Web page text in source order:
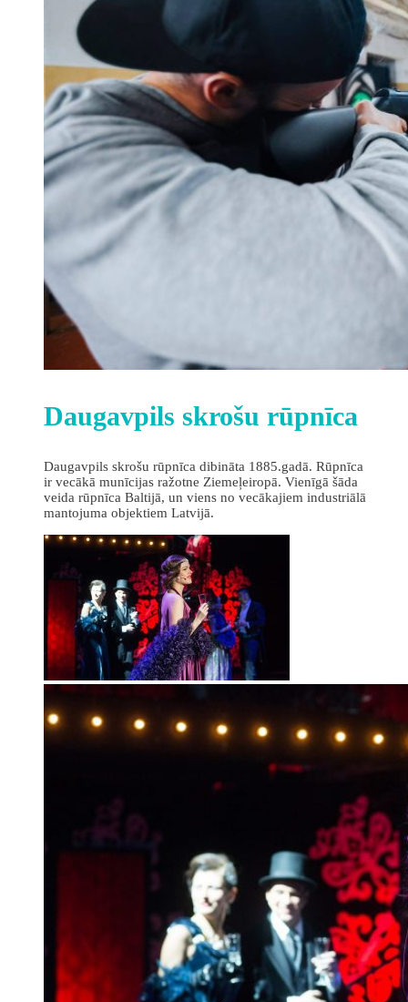
Daugavpils skrošu rūpnīca
Daugavpils skrošu rūpnīca dibināta 1885.gadā. Rūpnīca
ir vecākā munīcijas ražotne Ziemeļeiropā. Vienīgā šāda
veida rūpnīca Baltijā, un viens no vecākajiem industriālā
mantojuma objektiem Latvijā.